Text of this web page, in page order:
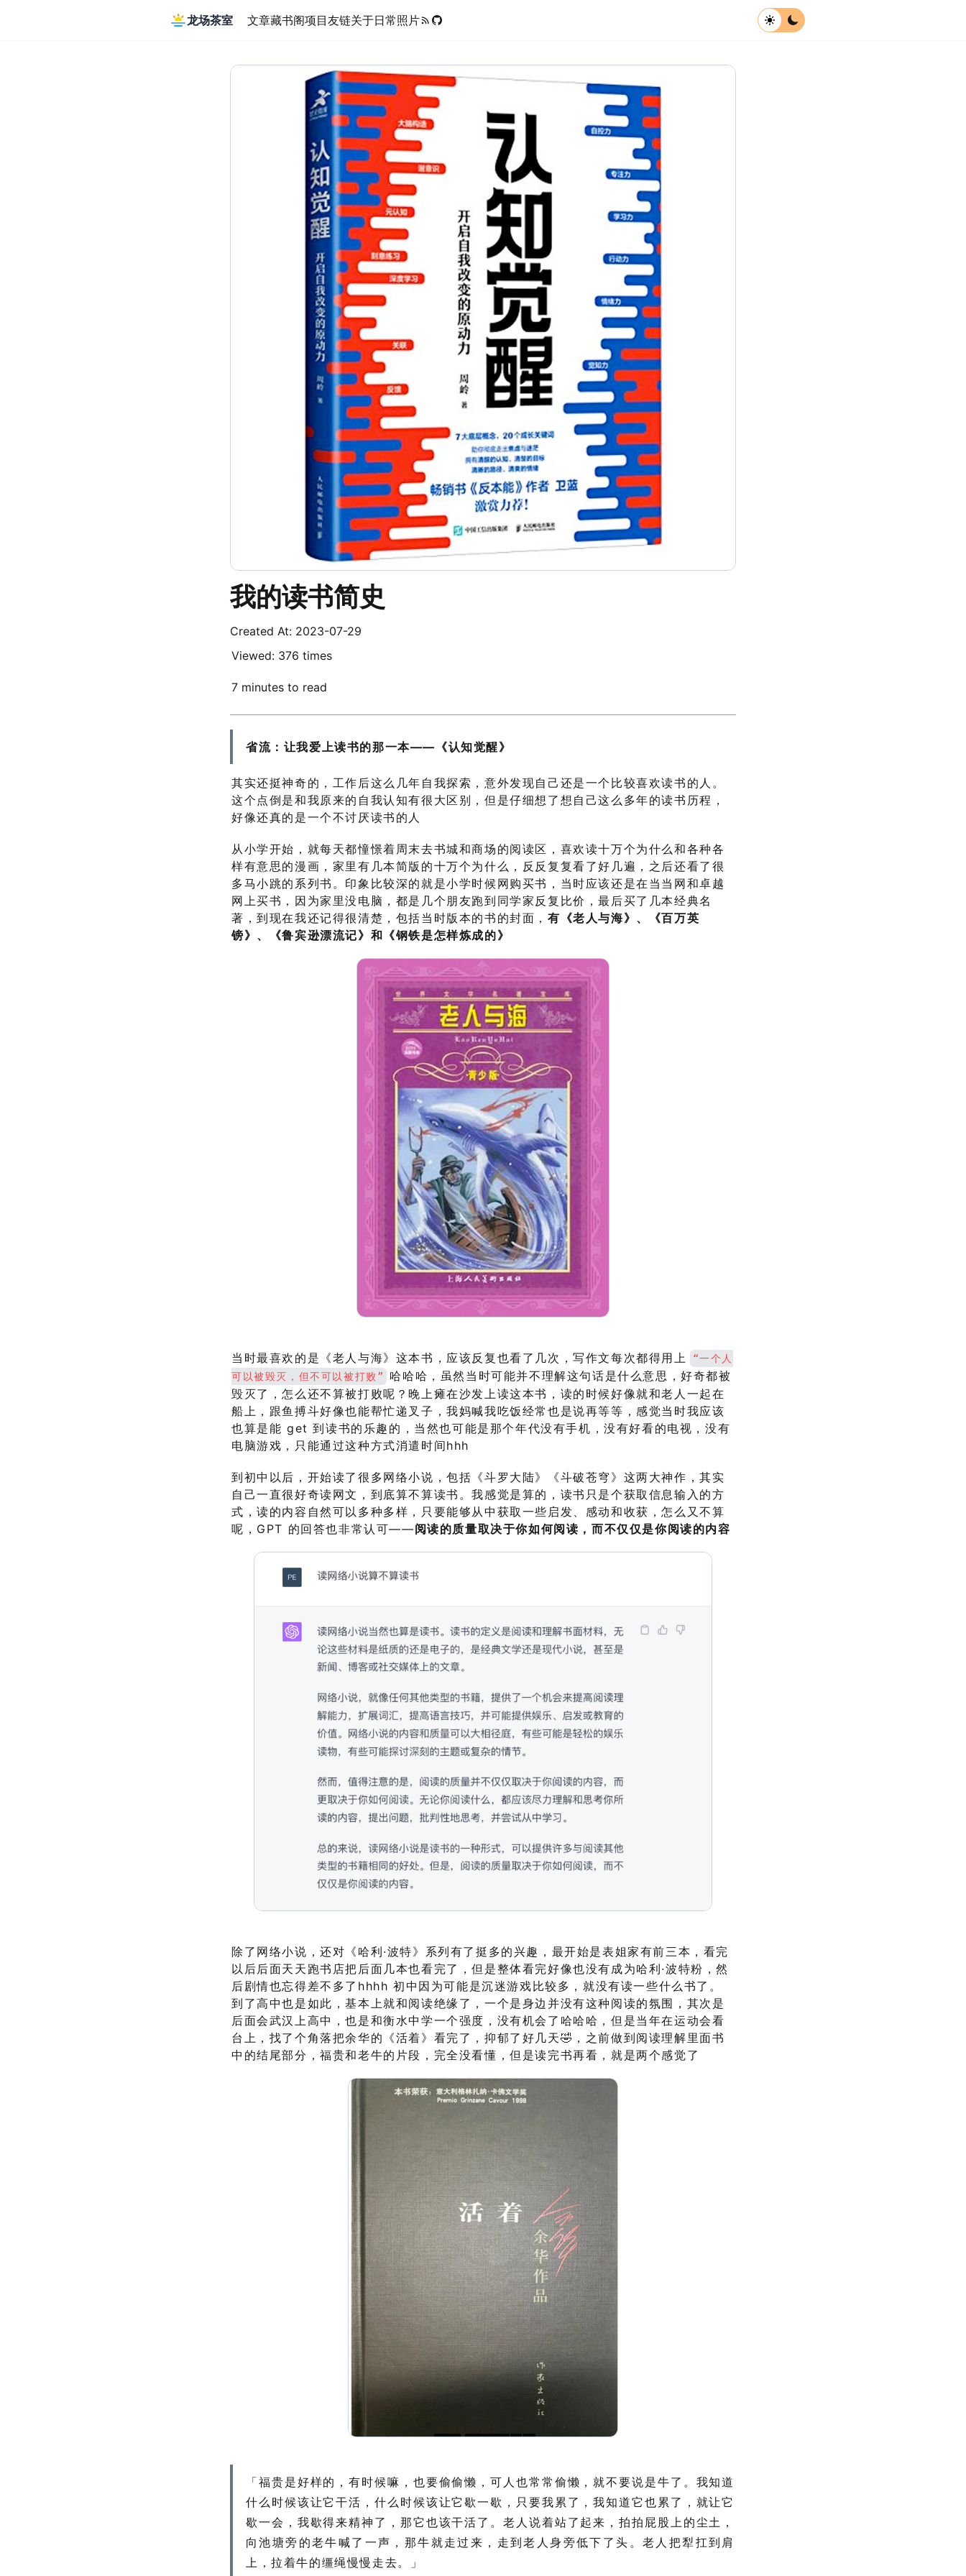
龙场茶室 文章藏书阁项目友链关于日常照片
我的读书简史
Created At: 2023-07-29
Viewed: 376 times
7 minutes to read
省流：让我爱上读书的那一本——《认知觉醒》
其实还挺神奇的，工作后这么几年自我探索，意外发现自己还是一个比较喜欢读书的人。
这个点倒是和我原来的自我认知有很大区别，但是仔细想了想自己这么多年的读书历程，
好像还真的是一个不讨厌读书的人
从小学开始，就每天都憧憬着周末去书城和商场的阅读区，喜欢读十万个为什么和各种各
样有意思的漫画，家里有几本简版的十万个为什么，反反复复看了好几遍，之后还看了很
多马小跳的系列书。印象比较深的就是小学时候网购买书，当时应该还是在当当网和卓越
网上买书，因为家里没电脑，都是几个朋友跑到同学家反复比价，最后买了几本经典名
著，到现在我还记得很清楚，包括当时版本的书的封面，有《老人与海》、《百万英
镑》、《鲁宾逊漂流记》和《钢铁是怎样炼成的》
当时最喜欢的是《老人与海》这本书，应该反复也看了几次，写作文每次都得用上
“一个人
可以被毁灭，但不可以被打败”
哈哈哈，虽然当时可能并不理解这句话是什么意思，好奇都被
毁灭了，怎么还不算被打败呢？晚上瘫在沙发上读这本书，读的时候好像就和老人一起在
船上，跟鱼搏斗好像也能帮忙递叉子，我妈喊我吃饭经常也是说再等等，感觉当时我应该
也算是能 get 到读书的乐趣的，当然也可能是那个年代没有手机，没有好看的电视，没有
电脑游戏，只能通过这种方式消遣时间hhh
到初中以后，开始读了很多网络小说，包括《斗罗大陆》《斗破苍穹》这两大神作，其实
自己一直很好奇读网文，到底算不算读书。我感觉是算的，读书只是个获取信息输入的方
式，读的内容自然可以多种多样，只要能够从中获取一些启发、感动和收获，怎么又不算
呢，GPT 的回答也非常认可——阅读的质量取决于你如何阅读，而不仅仅是你阅读的内容
除了网络小说，还对《哈利·波特》系列有了挺多的兴趣，最开始是表姐家有前三本，看完
以后后面天天跑书店把后面几本也看完了，但是整体看完好像也没有成为哈利·波特粉，然
后剧情也忘得差不多了hhhh 初中因为可能是沉迷游戏比较多，就没有读一些什么书了。
到了高中也是如此，基本上就和阅读绝缘了，一个是身边并没有这种阅读的氛围，其次是
后面会武汉上高中，也是和衡水中学一个强度，没有机会了哈哈哈，但是当年在运动会看
台上，找了个角落把余华的《活着》看完了，抑郁了好几天🤣，之前做到阅读理解里面书
中的结尾部分，福贵和老牛的片段，完全没看懂，但是读完书再看，就是两个感觉了
「福贵是好样的，有时候嘛，也要偷偷懒，可人也常常偷懒，就不要说是牛了。我知道
什么时候该让它干活，什么时候该让它歇一歇，只要我累了，我知道它也累了，就让它
歇一会，我歇得来精神了，那它也该干活了。老人说着站了起来，拍拍屁股上的尘土，
向池塘旁的老牛喊了一声，那牛就走过来，走到老人身旁低下了头。老人把犁扛到肩
上，拉着牛的缰绳慢慢走去。」